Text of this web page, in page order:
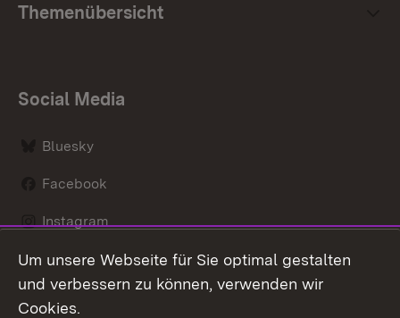
Themenübersicht
Social Media
Bluesky
Facebook
Instagram
LinkedIn
Um unsere Webseite für Sie optimal gestalten
und verbessern zu können, verwenden wir
Cookies.